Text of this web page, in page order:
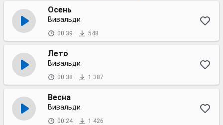
Осень
Вивальди
00:39 548
Лето
Вивальди
00:38 1 387
Весна
Вивальди
00:24 1 426